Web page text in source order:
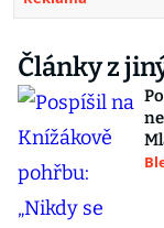
Články z